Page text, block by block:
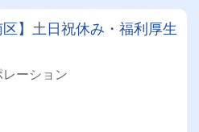
】土日祝休み・福利厚生
ーション